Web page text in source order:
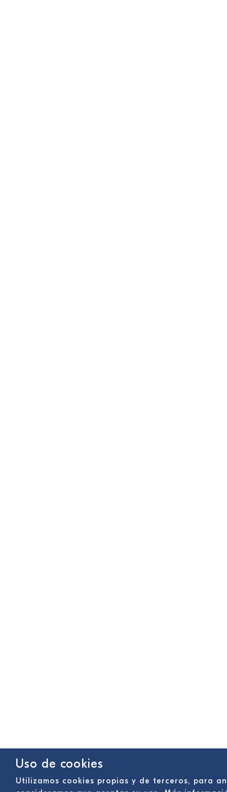
Uso de cookies
Utilizamos cookies propias y de terceros, para